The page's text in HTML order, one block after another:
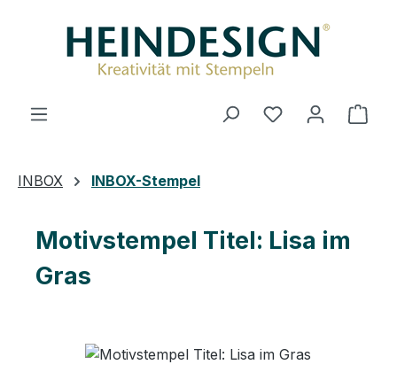
Du hast 0
INBOX INBOX-Stempel
Motivstempel Titel: Lisa im
Gras